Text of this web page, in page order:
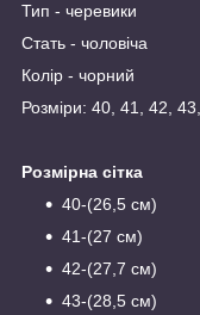
Тип - черевики
Стать - чоловіча
Колір - чорний
Розміри: 40, 41, 42,
Розмірна сітка
40-(26,5 см)
41-(27 см)
42-(27,7 см)
43-(28,5 см)